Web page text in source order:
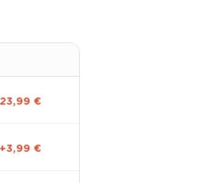
€
+3,99 €